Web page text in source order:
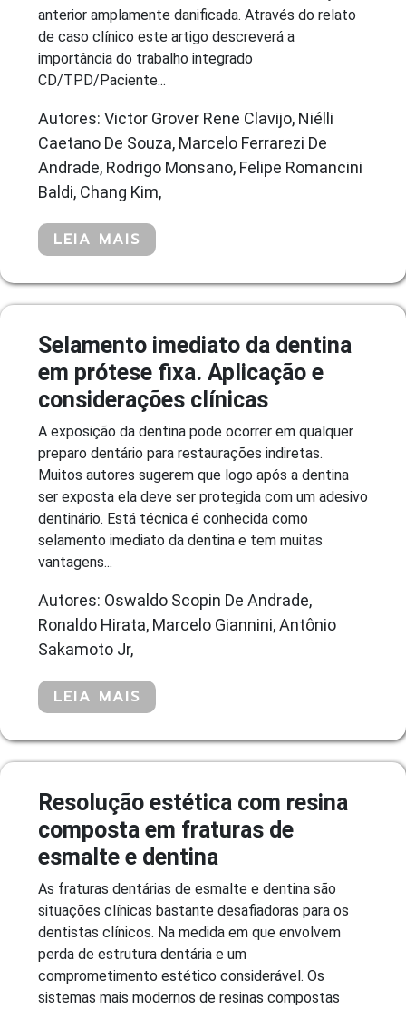
anterior amplamente danificada. Através do relato
de caso clínico este artigo descreverá a
importância do trabalho integrado
CD/TPD/Paciente...
Autores: Victor Grover Rene Clavijo, Niélli
Caetano De Souza, Marcelo Ferrarezi De
Andrade, Rodrigo Monsano, Felipe Romancini
Baldi, Chang Kim,
LEIA MAIS
Selamento imediato da dentina
em prótese fixa. Aplicação e
considerações clínicas
A exposição da dentina pode ocorrer em qualquer
preparo dentário para restaurações indiretas.
Muitos autores sugerem que logo após a dentina
ser exposta ela deve ser protegida com um adesivo
dentinário. Está técnica é conhecida como
selamento imediato da dentina e tem muitas
vantagens...
Autores: Oswaldo Scopin De Andrade,
Ronaldo Hirata, Marcelo Giannini, Antônio
Sakamoto Jr,
LEIA MAIS
Resolução estética com resina
composta em fraturas de
esmalte e dentina
As fraturas dentárias de esmalte e dentina são
situações clínicas bastante desafiadoras para os
dentistas clínicos. Na medida em que envolvem
perda de estrutura dentária e um
comprometimento estético considerável. Os
sistemas mais modernos de resinas compostas